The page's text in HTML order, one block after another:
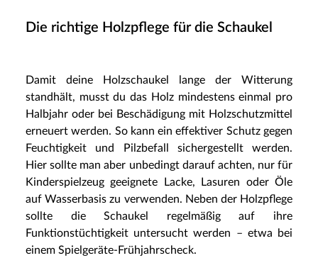
Die richtige Holzpflege für die Schaukel
Damit deine Holzschaukel lange der Witterung
standhält, musst du das Holz mindestens einmal pro
Halbjahr oder bei Beschädigung mit Holzschutzmittel
erneuert werden. So kann ein effektiver Schutz gegen
Feuchtigkeit und Pilzbefall sichergestellt werden.
Hier sollte man aber unbedingt darauf achten, nur für
Kinderspielzeug geeignete Lacke, Lasuren oder Öle
auf Wasserbasis zu verwenden. Neben der Holzpflege
sollte die Schaukel regelmäßig auf ihre
Funktionstüchtigkeit untersucht werden – etwa bei
einem Spielgeräte-Frühjahrscheck.